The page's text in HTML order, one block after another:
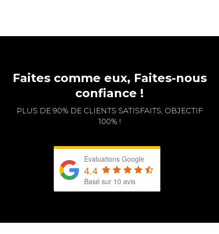
Faites comme eux, Faites-nous
confiance !
PLUS DE 90% DE CLIENTS SATISFAITS, OBJECTIF
100% !
Evaluations Google
4.4
Basé sur 10 avis